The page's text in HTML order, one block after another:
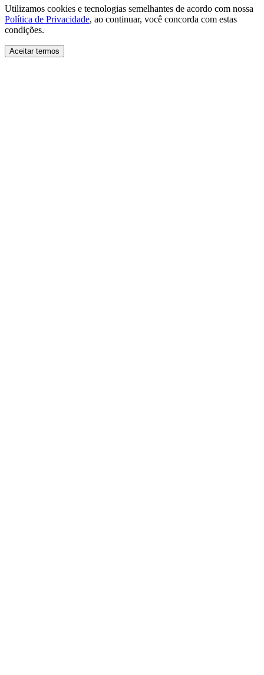
Utilizamos cookies e tecnologias semelhantes de acordo com nossa
Política de Privacidade, ao continuar, você concorda com estas
condições.
Aceitar termos